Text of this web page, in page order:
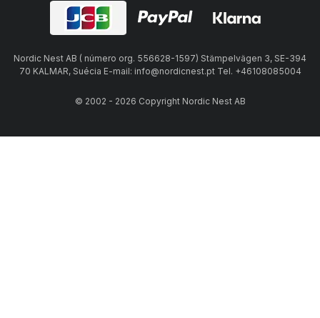
Nordic Nest AB ( número org. 556628-1597) Stämpelvägen 3, SE-394
70 KALMAR, Suécia E-mail: info@nordicnest.pt Tel. +46108085004
© 2002 - 2026 Copyright Nordic Nest AB